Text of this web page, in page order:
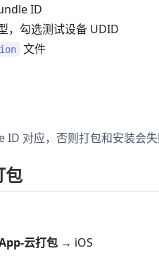
ID
，勾选测试设备 UDID
文件
ID 对应，否则打包和安装会
包
云打包 → iOS